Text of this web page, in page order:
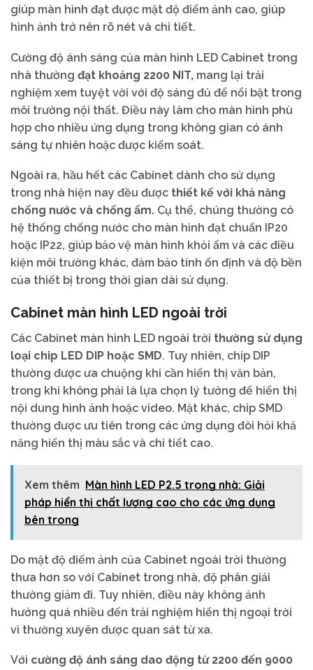
giúp màn hình đạt được mật độ điểm ảnh cao, giúp
hình ảnh trở nên rõ nét và chi tiết.
Cường độ ánh sáng của màn hình LED Cabinet trong
nhà thường đạt khoảng 2200 NIT, mang lại trải
nghiệm xem tuyệt vời với độ sáng đủ để nổi bật trong
môi trường nội thất. Điều này làm cho màn hình phù
hợp cho nhiều ứng dụng trong không gian có ánh
sáng tự nhiên hoặc được kiểm soát.
Ngoài ra, hầu hết các Cabinet dành cho sử dụng
trong nhà hiện nay đều được thiết kế với khả năng
chống nước và chống ẩm. Cụ thể, chúng thường có
hệ thống chống nước cho màn hình đạt chuẩn IP20
hoặc IP22, giúp bảo vệ màn hình khỏi ẩm và các điều
kiện môi trường khác, đảm bảo tính ổn định và độ bền
của thiết bị trong thời gian dài sử dụng.
Cabinet màn hình LED ngoài trời
Các Cabinet màn hình LED ngoài trời thường sử dụng
loại chip LED DIP hoặc SMD. Tuy nhiên, chip DIP
thường được ưa chuộng khi cần hiển thị văn bản,
trong khi không phải là lựa chọn lý tưởng để hiển thị
nội dung hình ảnh hoặc video. Mặt khác, chip SMD
thường được ưu tiên trong các ứng dụng đòi hỏi khả
năng hiển thị màu sắc và chi tiết cao.
Xem thêm Màn hình LED P2.5 trong nhà: Giải
pháp hiển thị chất lượng cao cho các ứng dụng
bên trong
Do mật độ điểm ảnh của Cabinet ngoài trời thường
thưa hơn so với Cabinet trong nhà, độ phân giải
thường giảm đi. Tuy nhiên, điều này không ảnh
hưởng quá nhiều đến trải nghiệm hiển thị ngoại trời
vì thường xuyên được quan sát từ xa.
Với cường độ ánh sáng dao động từ 2200 đến 9000